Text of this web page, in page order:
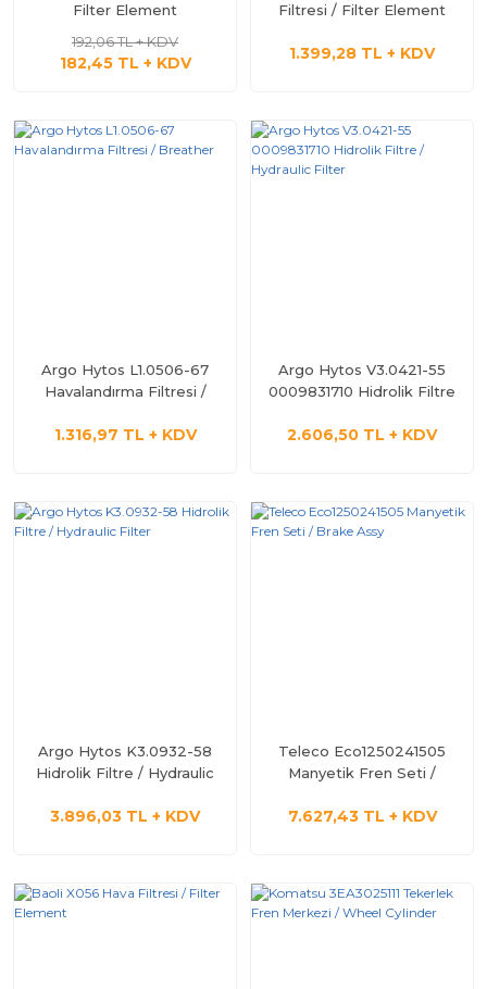
Filter Element
192,06 TL + KDV
182,45 TL + KDV
Filtresi / Filter Element
1.399,28 TL + KDV
Argo Hytos L1.0506-67
Havalandırma Filtresi /
1.316,97 TL + KDV
Argo Hytos V3.0421-55
0009831710 Hidrolik Filtre
2.606,50 TL + KDV
Argo Hytos K3.0932-58
Hidrolik Filtre / Hydraulic
3.896,03 TL + KDV
Teleco Eco1250241505
Manyetik Fren Seti /
7.627,43 TL + KDV